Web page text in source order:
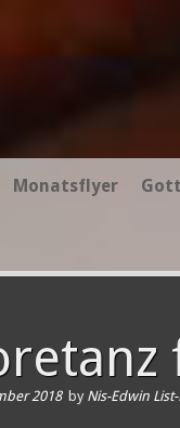
Monatsflyer
2018 by Nis-Edwin